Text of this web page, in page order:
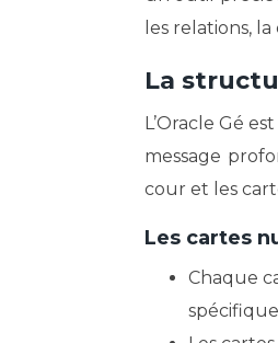
les relations,
La
L’Oracle Gé
message
cour et les
Les cartes
Chaque